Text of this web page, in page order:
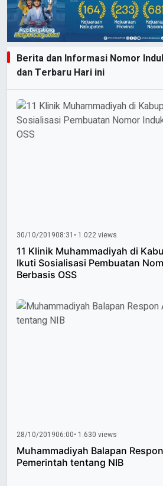
Berita dan Informasi Nomor
dan Terbaru Hari ini
30/10/201908:31 • 1.022 views
11 Klinik Muhammadiyah di
Ikuti Sosialisasi Pembuatan Nomor Induk Berusaha
Berbasis OSS
28/10/201906:00• 1.630 views
Muhammadiyah Balapan
Pemerintah tentang NIB